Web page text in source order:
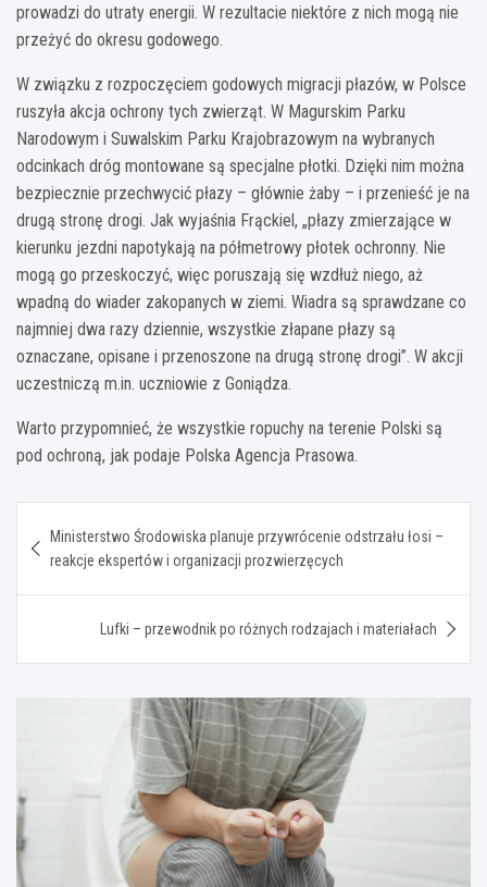
prowadzi do utraty energii. W rezultacie niektóre z nich mogą nie
przeżyć do okresu godowego.
W związku z rozpoczęciem godowych migracji płazów, w Polsce
ruszyła akcja ochrony tych zwierząt. W Magurskim Parku
Narodowym i Suwalskim Parku Krajobrazowym na wybranych
odcinkach dróg montowane są specjalne płotki. Dzięki nim można
bezpiecznie przechwycić płazy – głównie żaby – i przenieść je na
drugą stronę drogi. Jak wyjaśnia Frąckiel, „płazy zmierzające w
kierunku jezdni napotykają na półmetrowy płotek ochronny. Nie
mogą go przeskoczyć, więc poruszają się wzdłuż niego, aż
wpadną do wiader zakopanych w ziemi. Wiadra są sprawdzane co
najmniej dwa razy dziennie, wszystkie złapane płazy są
oznaczane, opisane i przenoszone na drugą stronę drogi”. W akcji
uczestniczą m.in. uczniowie z Goniądza.
Warto przypomnieć, że wszystkie ropuchy na terenie Polski są
pod ochroną, jak podaje Polska Agencja Prasowa.
wpisu
Ministerstwo Środowiska planuje przywrócenie odstrzału łosi –
reakcje ekspertów i organizacji prozwierzęcych
Lufki – przewodnik po różnych rodzajach i materiałach